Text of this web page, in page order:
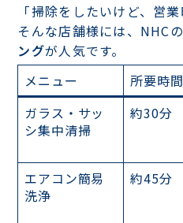
「掃除をしたいけど、営
そんな店舗様には、NHCの
ングが人気です。
メニュー
所要時間
ガラス・サッ
シ集中清掃
約30分
エアコン簡易
洗浄
約45分